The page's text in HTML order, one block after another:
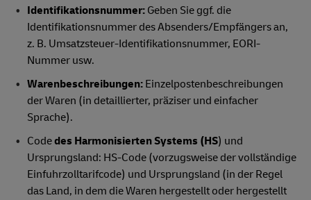
Identifikationsnummer:Geben Sie ggf. die
Identifikationsnummer des Absenders/Empfängers an,
z. B. Umsatzsteuer-Identifikationsnummer, EORI-
Nummer usw.
Warenbeschreibungen:Einzelpostenbeschreibungen
der Waren (in detaillierter, präziser und einfacher
Sprache).
Codedes Harmonisierten Systems (HS) und
Ursprungsland: HS-Code (vorzugsweise der vollständige
Einfuhrzolltarifcode) und Ursprungsland (in der Regel
das Land, in dem die Waren hergestellt oder hergestellt